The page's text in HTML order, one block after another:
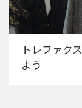
トレファク
よう